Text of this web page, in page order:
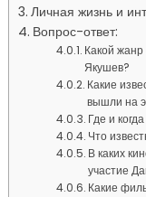
Личная жизнь и
Вопрос-ответ:
Какой
Якушев?
Какие
вышли на
Где и
Что
В каких
участие
Какие